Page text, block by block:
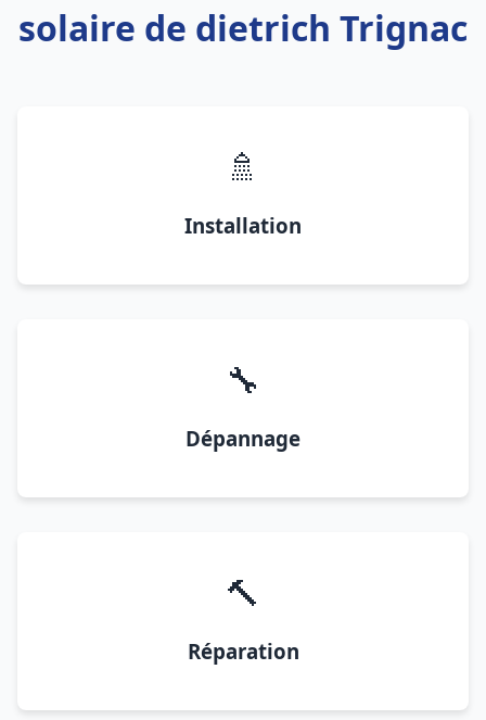
solaire de dietrich Trignac
🚿
Installation
🔧
Dépannage
🔨
Réparation